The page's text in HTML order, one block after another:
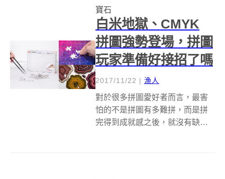
為它是由馬腦...
寶石
白米地獄、CMYK
拼圖強勢登場，拼圖
玩家準備好接招了嗎
2017/11/22 | 漁人
對於很多拼圖愛好者而言，最害
怕的不是拼圖有多難拼，而是拼
完得到成就感之後，就沒有缺片